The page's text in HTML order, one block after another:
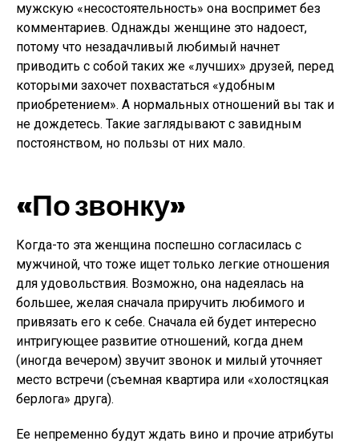
мужскую «несостоятельность» она воспримет без
комментариев. Однажды женщине это надоест,
потому что незадачливый любимый начнет
приводить с собой таких же «лучших» друзей, перед
которыми захочет похвастаться «удобным
приобретением». А нормальных отношений вы так и
не дождетесь. Такие заглядывают с завидным
постоянством, но пользы от них мало.
«По звонку»
Когда-то эта женщина поспешно согласилась с
мужчиной, что тоже ищет только легкие отношения
для удовольствия. Возможно, она надеялась на
большее, желая сначала приручить любимого и
привязать его к себе. Сначала ей будет интересно
интригующее развитие отношений, когда днем
(иногда вечером) звучит звонок и милый уточняет
место встречи (съемная квартира или «холостяцкая
берлога» друга).
Ее непременно будут ждать вино и прочие атрибуты